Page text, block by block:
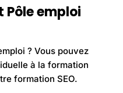
Pôle emploi
? Vous pouvez
à la formation
formation SEO.